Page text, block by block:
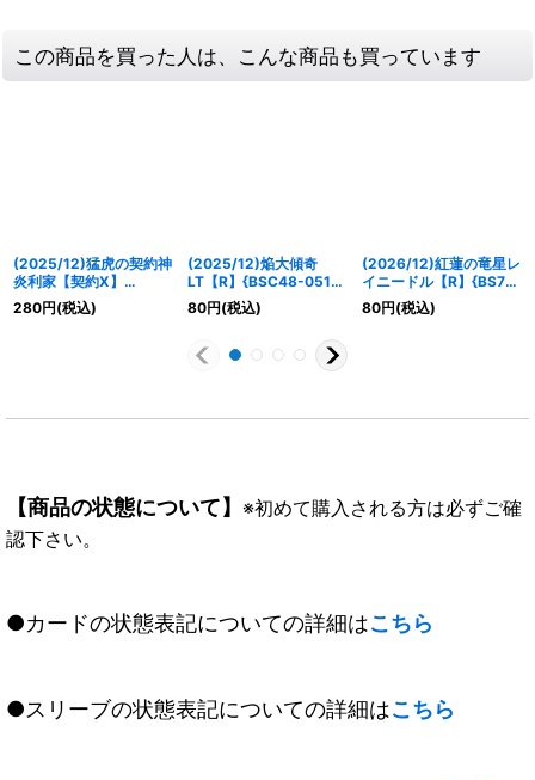
この商品を買った人は、こんな商品も買っています
(2025/12)猛虎の契約神
炎利家【契約X】
{BSC48-CX01}《赤》
280円(税込)
(2025/12)焔大傾奇
LT【R】{BSC48-051}
《赤》
80円(税込)
(2026/12)紅蓮の竜星レ
イニードル【R】{BS75-
006}《赤》
80円(税込)
【商品の状態について】 ※初めて購入される方は必ずご確
認下さい。
●カードの状態表記についての詳細はこちら
●スリーブの状態表記についての詳細はこちら